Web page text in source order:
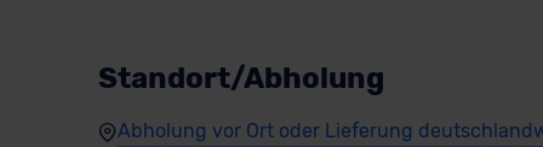
Standort/Abholung
Abholung vor Ort oder Lieferung